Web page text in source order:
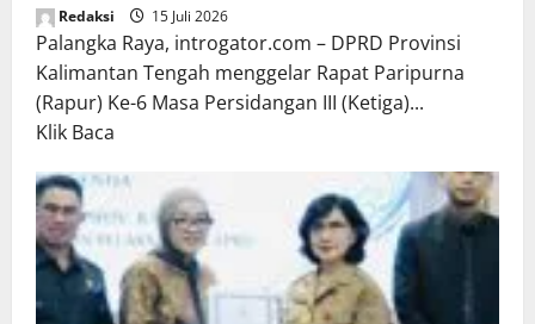
Redaksi 15 Juli 2026
Palangka Raya, introgator.com – DPRD Provinsi
Kalimantan Tengah menggelar Rapat Paripurna
(Rapur) Ke-6 Masa Persidangan III (Ketiga)...
Klik Baca
about
Rapur
Penyampaian
Pendapat
Akhir